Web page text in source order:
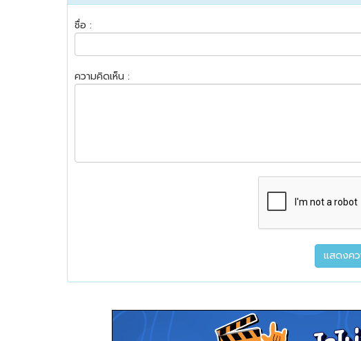
ชื่อ :
ความคิดเห็น :